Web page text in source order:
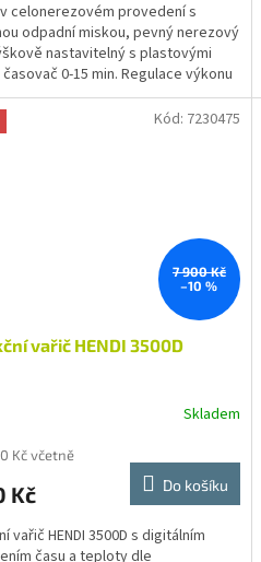
celonerezovém provedení s
odpadní miskou, pevný nerezový
nastavitelný s plastovými
0-15 min. Regulace výkonu
2 kW...
7 900 Kč
–10 %
vařič HENDI 3500D
Skladem
Kč včetně
Kč Do košíku
vařič HENDI 3500D s digitálním
času a teploty dle
Kód: 7230475